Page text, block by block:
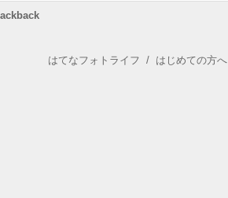
はてなフォトライフ / はじめての方へ